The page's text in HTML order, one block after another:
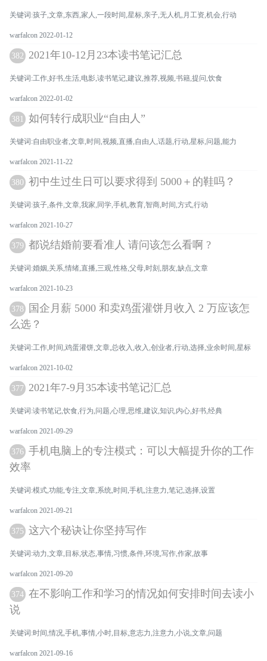
关键词:孩子,文章,东西,家人,一段时间,星标,亲子,无人机,月工资,机会,行动
warfalcon 2022-01-12
382 2021年10-12月23本读书笔记汇总
关键词:工作,好书,生活,电影,读书笔记,建议,推荐,视频,书籍,提问,饮食
warfalcon 2022-01-02
381 如何转行成职业“自由人”
关键词:自由职业者,文章,时间,视频,直播,自由人,话题,行动,星标,问题,能力
warfalcon 2021-11-22
380 初中生过生日可以要求得到 5000＋的鞋吗？
关键词:孩子,条件,文章,我家,同学,手机,教育,智商,时间,方式,行动
warfalcon 2021-10-27
379 都说结婚前要看准人 请问该怎么看啊 ?
关键词:婚姻,关系,情绪,直播,三观,性格,父母,时刻,朋友,缺点,文章
warfalcon 2021-10-23
378
国企月薪 5000 和卖鸡蛋灌饼月收入 2 万应该怎
么选？
关键词:工作,时间,鸡蛋灌饼,文章,总收入,收入,创业者,行动,选择,业余时间,星标
warfalcon 2021-10-02
377 2021年7-9月35本读书笔记汇总
关键词:读书笔记,饮食,行为,问题,心理,思维,建议,知识,内心,好书,经典
warfalcon 2021-09-29
376 手机电脑上的专注模式：可以大幅提升你的工作
效率
关键词:模式,功能,专注,文章,系统,时间,手机,注意力,笔记,选择,设置
warfalcon 2021-09-21
375 这六个秘诀让你坚持写作
关键词:动力,文章,目标,状态,事情,习惯,条件,环境,写作,作家,故事
warfalcon 2021-09-20
374 在不影响工作和学习的情况如何安排时间去读小
说
关键词:时间,情况,手机,事情,小时,目标,意志力,注意力,小说,文章,问题
warfalcon 2021-09-16